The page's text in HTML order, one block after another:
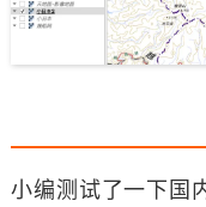
小编测试了一下国